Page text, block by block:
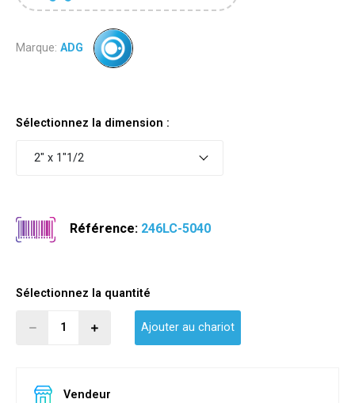
Marque: ADG
Sélectionnez la dimension :
2" x 1"1/2
Référence: 246LC-5040
Sélectionnez la quantité
Ajouter au chariot
Vendeur